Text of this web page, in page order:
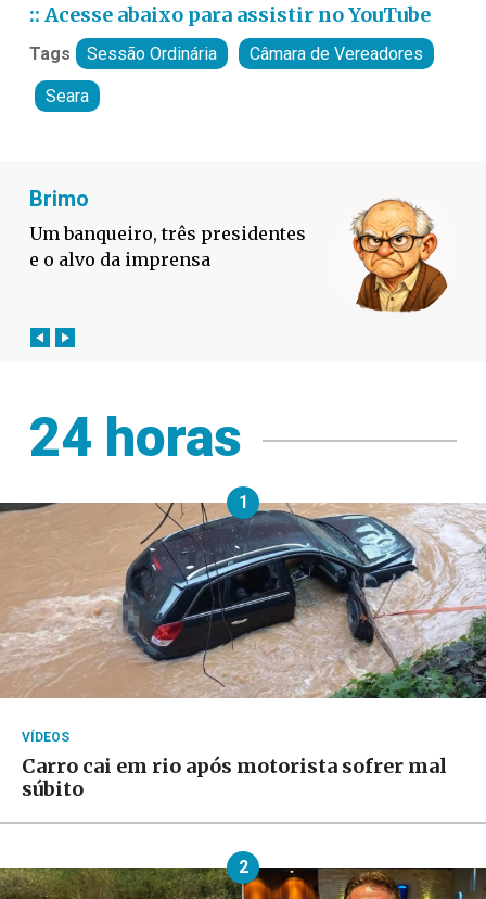
:: Acesse abaixo para assistir no YouTube
Tags Sessão Ordinária Câmara de Vereadores
Seara
Brimo
Um banqueiro, três presidentes
e o alvo da imprensa
24 horas
1
VÍDEOS
Carro cai em rio após motorista sofrer mal
súbito
2